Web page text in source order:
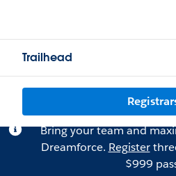
Trailhead
Bring your team and
Dreamforce. Register
$999